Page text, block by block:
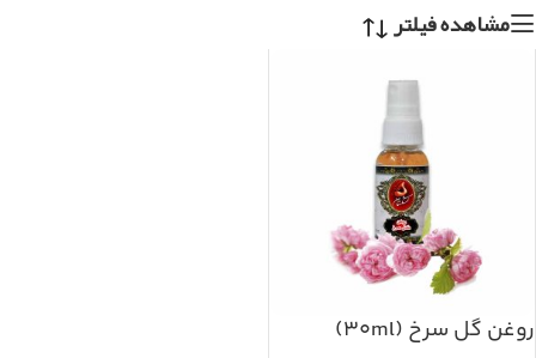
مشاهده فیلتر
روغن گل سرخ (۳۰ml)